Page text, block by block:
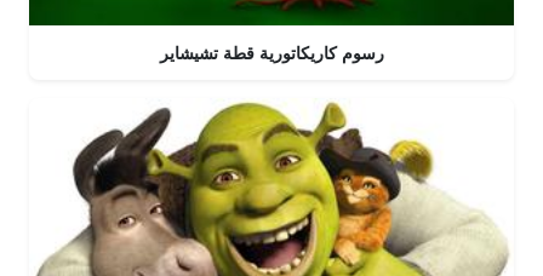
رسوم كاريكاتورية قطة تشيشاير